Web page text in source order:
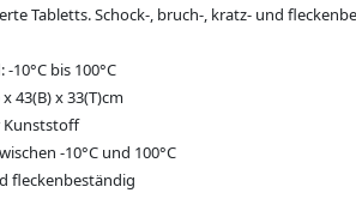
Tabletts. Schock-, bruch-, kratz- und
: -10°C bis 100°C
x 43(B) x 33(T)cm
Kunststoff
-10°C und 100°C
fleckenbeständig